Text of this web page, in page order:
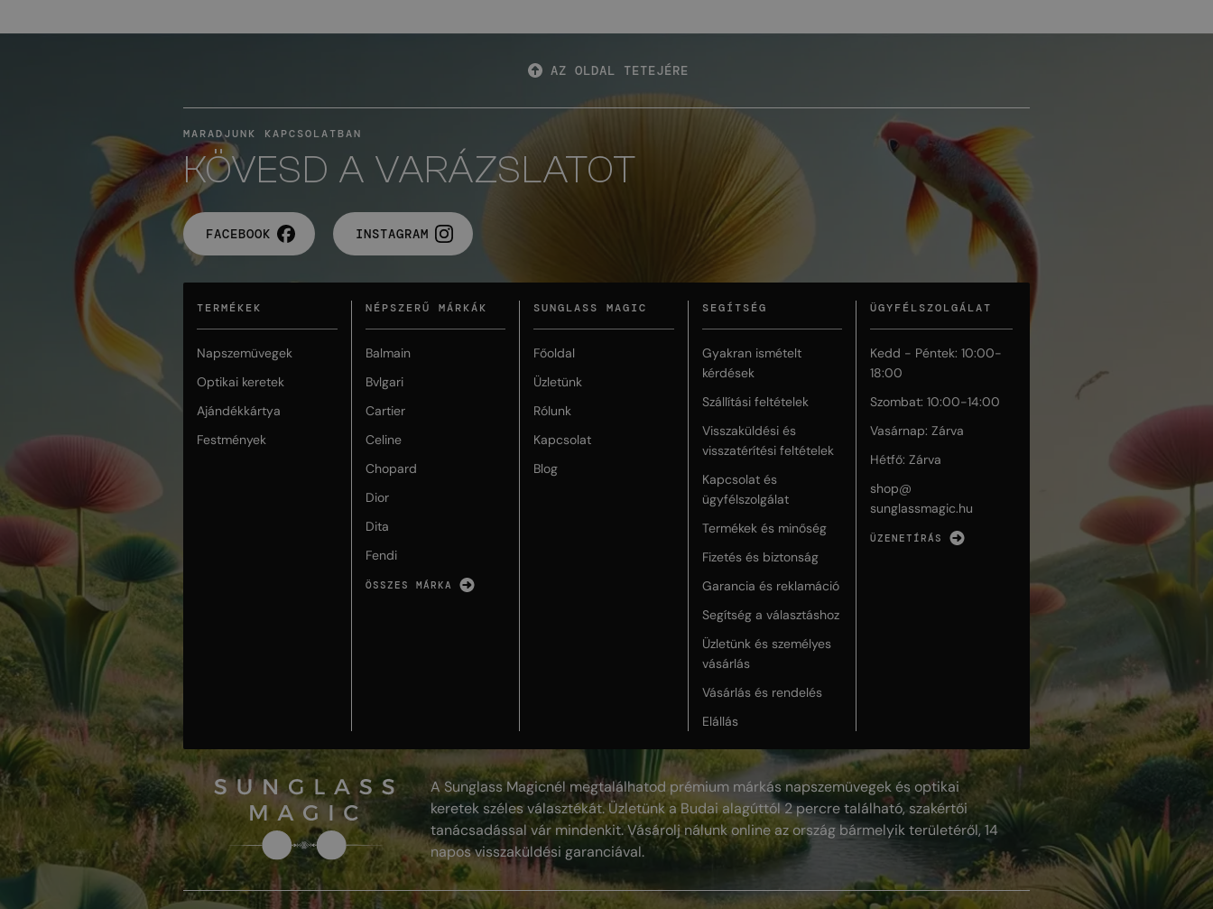
AZ OLDAL TETEJÉRE
MARADJUNK KAPCSOLATBAN
KÖVESD A VARÁZSLATOT
FACEBOOK INSTAGRAM
TERMÉKEK
Napszemüvegek
Optikai keretek
Ajándékkártya
Festmények
NÉPSZERŰ MÁRKÁK
Balmain
Bvlgari
Cartier
Celine
Chopard
Dior
Dita
Fendi
ÖSSZES MÁRKA
SUNGLASS MAGIC
Főoldal
Üzletünk
Rólunk
Kapcsolat
Blog
SEGÍTSÉG
Gyakran ismételt
kérdések
Szállítási feltételek
Visszaküldési és
visszatérítési feltételek
Kapcsolat és
ügyfélszolgálat
Termékek és minőség
Fizetés és biztonság
Garancia és reklamáció
Segítség a választáshoz
Üzletünk és személyes
vásárlás
Vásárlás és rendelés
Elállás
ÜGYFÉLSZOLGÁLAT
Kedd - Péntek: 10:00-
18:00
Szombat: 10:00-14:00
Vasárnap: Zárva
Hétfő: Zárva
shop@
sunglassmagic.hu
ÜZENETÍRÁS
A Sunglass Magicnél megtalálhatod prémium márkás napszemüvegek és optikai
keretek széles választékát. Üzletünk a Budai alagúttól 2 percre található, szakértői
tanácsadással vár mindenkit. Vásárolj nálunk online az ország bármelyik területéről, 14
napos visszaküldési garanciával.